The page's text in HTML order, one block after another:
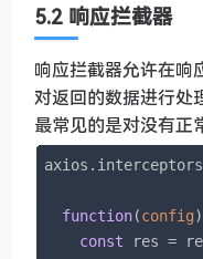
5.2 响应拦截器
响应拦截器允许在响
对返回的数据进行处
最常见的是对没有正
function(config)
const res =